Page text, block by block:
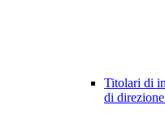
Titolari di
di